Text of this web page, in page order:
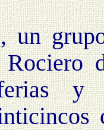
un
y